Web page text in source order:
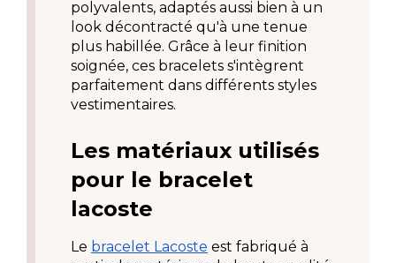
polyvalents, adaptés aussi bien à un
look décontracté qu'à une tenue
plus habillée. Grâce à leur finition
soignée, ces bracelets s'intègrent
parfaitement dans différents styles
vestimentaires.
Les matériaux utilisés
pour le bracelet
lacoste
Le bracelet Lacoste est fabriqué à